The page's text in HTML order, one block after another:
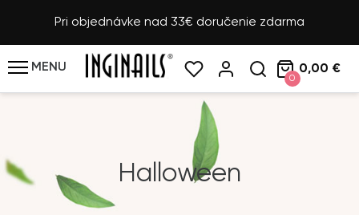
Pri objednávke nad 33€ doručenie zdarma
MENU
0
0,00 €
Halloween